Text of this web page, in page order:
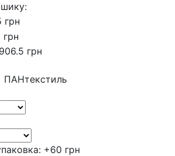
грн
грн
906.5 грн
ПАНтекстиль
+60 грн